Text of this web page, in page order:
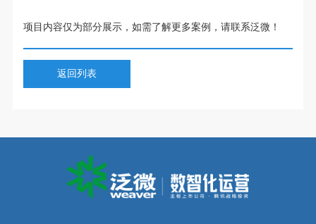
项目内容仅为部分展示，如需了解更多案例，请联系泛微！
返回列表